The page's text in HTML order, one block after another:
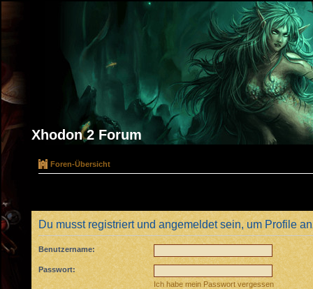
Xhodon 2 Forum
Foren-Übersicht
Du musst registriert und angemeldet sein, um Profile
Benutzername:
Passwort:
Ich habe mein Passwort vergessen